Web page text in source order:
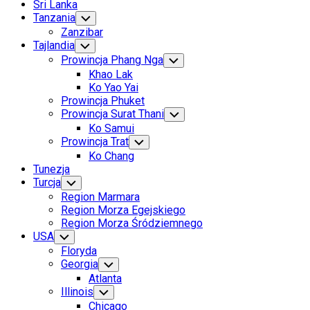
Sri Lanka
Tanzania Toggle
Child
Menu
Zanzibar
Tajlandia Toggle
Child
Menu
Prowincja Phang Nga Toggle
Child
Khao Lak
Ko Yao Yai
Prowincja Phuket
Prowincja Surat Thani Toggle
Child
Ko Samui
Prowincja Trat Toggle
Child
Menu
Ko Chang
Tunezja
Turcja Toggle
Child
Menu
Region Marmara
Region Morza Egejskiego
Region Morza Śródziemnego
USA Toggle
Child
Menu
Floryda
Georgia Toggle
Child
Menu
Atlanta
Illinois Toggle
Child
Chicago